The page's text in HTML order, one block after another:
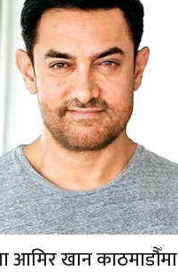
आमिर खान काठमाडौँमा